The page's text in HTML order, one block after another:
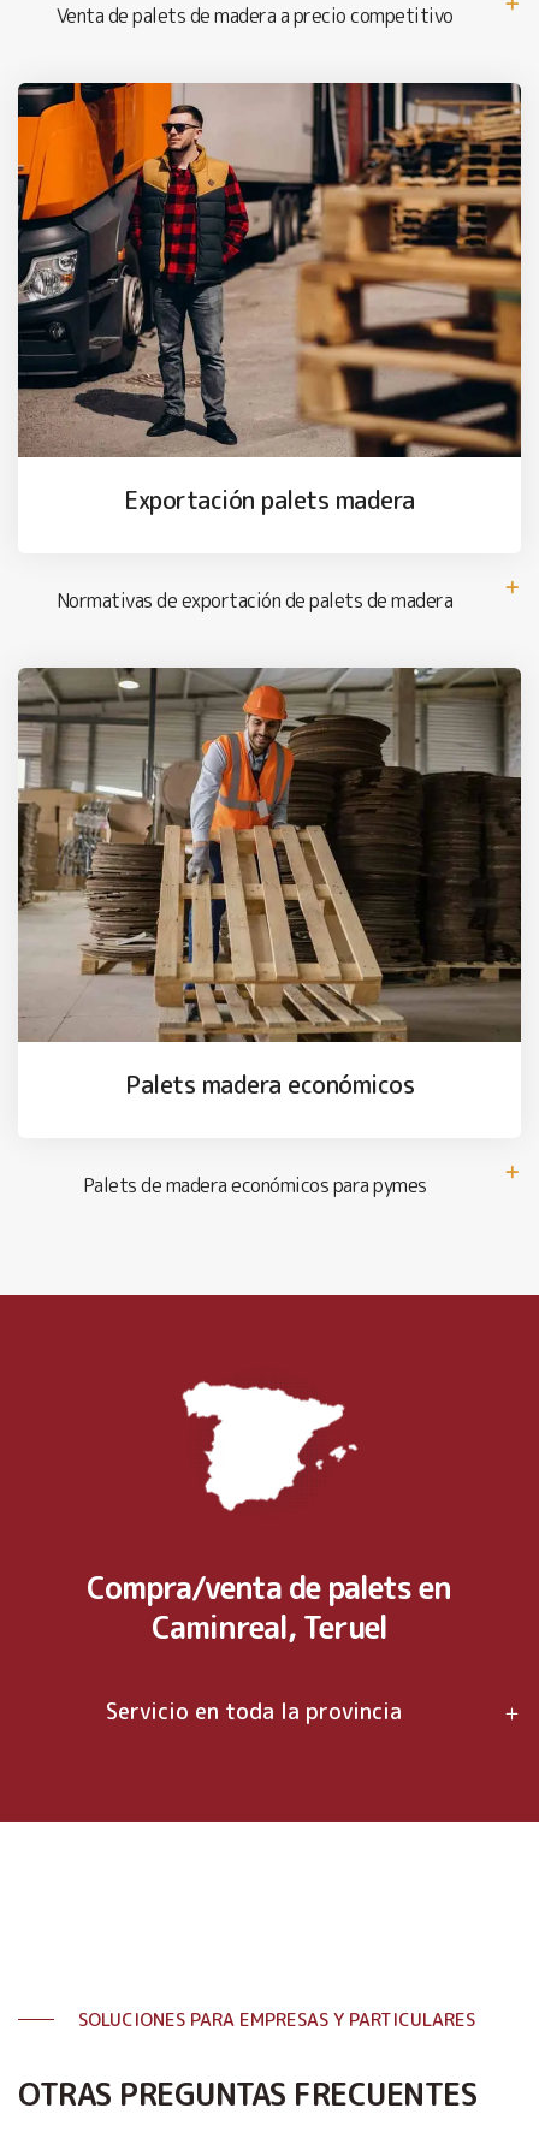
Venta de palets de madera a precio competitivo
Exportación palets madera
Normativas de exportación de palets de madera
Palets madera económicos
Palets de madera económicos para pymes
Compra/venta de palets en
Caminreal, Teruel
Servicio en toda la provincia
SOLUCIONES PARA EMPRESAS Y PARTICULARES
OTRAS PREGUNTAS FRECUENTES